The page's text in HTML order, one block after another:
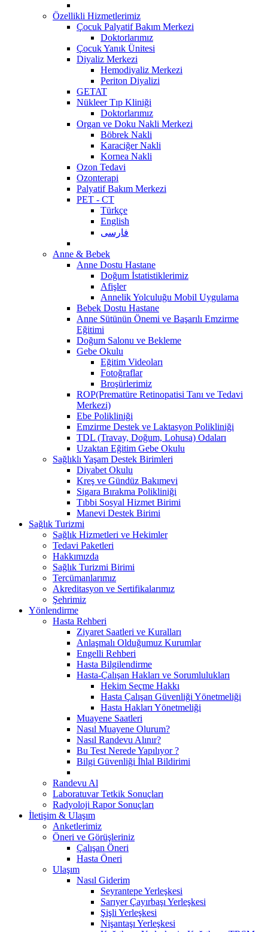
Özellikli Hizmetlerimiz
Çocuk Palyatif Bakım Merkezi
Doktorlarımız
Çocuk Yanık Ünitesi
Diyaliz Merkezi
Hemodiyaliz Merkezi
Periton Diyalizi
GETAT
Nükleer Tıp Kliniği
Doktorlarımız
Organ ve Doku Nakli Merkezi
Böbrek Nakli
Karaciğer Nakli
Kornea Nakli
Ozon Tedavi
Ozonterapi
Palyatif Bakım Merkezi
PET - CT
Türkçe
English
فارسی
Anne & Bebek
Anne Dostu Hastane
Doğum İstatistiklerimiz
Afişler
Annelik Yolculuğu Mobil Uygulama
Bebek Dostu Hastane
Anne Sütünün Önemi ve Başarılı Emzirme
Eğitimi
Doğum Salonu ve Bekleme
Gebe Okulu
Eğitim Videoları
Fotoğraflar
Broşürlerimiz
ROP(Prematüre Retinopatisi Tanı ve Tedavi
Merkezi)
Ebe Polikliniği
Emzirme Destek ve Laktasyon Polikliniği
TDL (Travay, Doğum, Lohusa) Odaları
Uzaktan Eğitim Gebe Okulu
Sağlıklı Yaşam Destek Birimleri
Diyabet Okulu
Kreş ve Gündüz Bakımevi
Sigara Bırakma Polikliniği
Tıbbi Sosyal Hizmet Birimi
Manevi Destek Birimi
Sağlık Turizmi
Sağlık Hizmetleri ve Hekimler
Tedavi Paketleri
Hakkımızda
Sağlık Turizmi Birimi
Tercümanlarımız
Akreditasyon ve Sertifikalarımız
Şehrimiz
Yönlendirme
Hasta Rehberi
Ziyaret Saatleri ve Kuralları
Anlaşmalı Olduğumuz Kurumlar
Engelli Rehberi
Hasta Bilgilendirme
Hasta-Çalışan Hakları ve Sorumlulukları
Hekim Seçme Hakkı
Hasta Çalışan Güvenliği Yönetmeliği
Hasta Hakları Yönetmeliği
Muayene Saatleri
Nasıl Muayene Olurum?
Nasıl Randevu Alınır?
Bu Test Nerede Yapılıyor ?
Bilgi Güvenliği İhlal Bildirimi
Randevu Al
Laboratuvar Tetkik Sonuçları
Radyoloji Rapor Sonuçları
İletişim & Ulaşım
Anketlerimiz
Öneri ve Görüşleriniz
Çalışan Öneri
Hasta Öneri
Ulaşım
Nasıl Giderim
Seyrantepe Yerleşkesi
Sarıyer Çayırbaşı Yerleşkesi
Şişli Yerleşkesi
Nişantaşı Yerleşkesi